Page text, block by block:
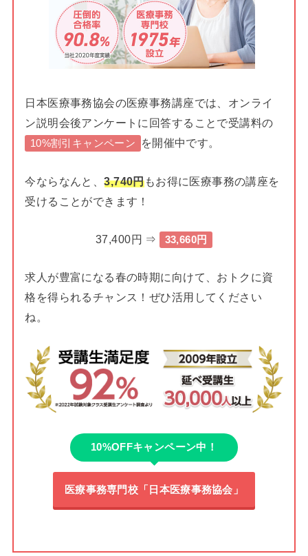
日本医療事務協会の医療事務講座では、オンライ
ン説明会後アンケートに回答することで受講料の
10%割引キャンペーン を開催中です。
今ならなんと、3,740円もお得に医療事務の講座を
受けることができます！
37,400円 ⇒ 33,660円
求人が豊富になる春の時期に向けて、おトクに資
格を得られるチャンス！ぜひ活用してください
ね。
10%OFFキャンペーン中！
医療事務専門校「日本医療事務協会」